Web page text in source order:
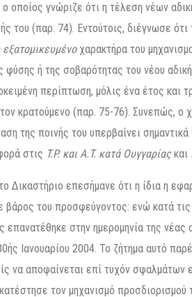
οποίος γνώριζε ότι η τέλεση νέων
του (παρ. 74). Εντούτοις, διέγνωσε ότι
χαρακτήρα του
φύσης ή της σοβαρότητας του νέου
περίπτωση, μόλις ένα έτος και
κρατούμενο (παρ. 75-76). Συνεπώς, ο
της ποινής του υπερβαίνει
στις T.P. και A.T. κατά Ουγγαρίαςκαι
Δικαστήριο επεσήμανε ότι η ίδια η
βάρος του προσφεύγοντος: ενώ κατά
επανατέθηκε στην ημερομηνία της
Ιανουαρίου 2004. Το ζήτημα αυτό
να αποφαίνεται επί τυχόν σφαλμάτων
τον μηχανισμό προσδιορισμού